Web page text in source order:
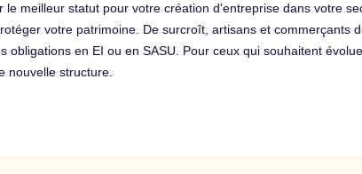
le meilleur statut pour votre création d'entreprise dans votre
votre patrimoine. De surcroît, artisans et commerçants
obligations en EI ou en SASU. Pour ceux qui souhaitent
nouvelle structure.